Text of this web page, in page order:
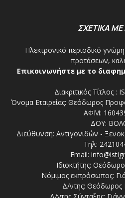
ΣΧΕΤΙΚΑ
Ηλεκτρονικό περιοδικό
προτάσεων,
Επικοινωνήστε με το
Διακριτικός Τίτλος :
Όνομα Εταιρείας: Θεόδωρος
ΑΦΜ:
ΔΟΥ:
Διεύθυνση: Αντιγονιδών -
Τηλ:
Email:
Ιδιοκτήτης:
Νόμιμος εκπρόσωπος:
Δ/ντης: Θεόδωρος
Δ/ντης Σύνταξης: